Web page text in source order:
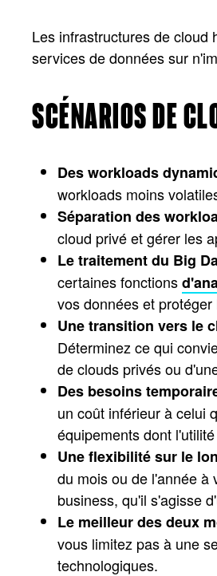
Les infrastructures de cloud
services de données sur
SCÉNARIOS DE
Des workloads
workloads moins
Séparation des
cloud privé et gérer les
Le traitement du Big
certaines fonctions
vos données et
Une transition vers le
Déterminez ce qui
de clouds privés ou
Des besoins
un coût inférieur à celui
équipements dont
Une flexibilité sur le
du mois ou de l'année à
business, qu'il s'agisse
Le meilleur des deux
vous limitez pas à une
technologiques.